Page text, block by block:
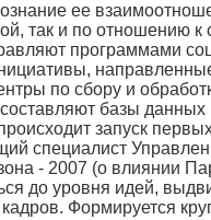
ее
так и по отношению
программами
по сбору и
базы
запуск
специалист
- 2007 (о влиянии
до уровня идей,
Формируется